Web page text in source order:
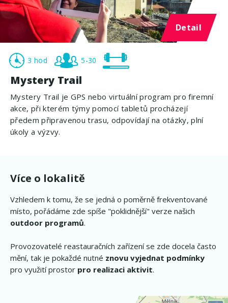
Detail
3 hod 5-30
Mystery Trail
Mystery Trail je GPS nebo virtuální program pro firemní
akce, při kterém týmy pomocí tabletů procházejí
předem připravenou trasu, odpovídají na otázky, plní
úkoly a výzvy.
Více o lokalitě
Vzhledem k tomu, že se jedná o poměrně frekventované
místo, pořádáme zde spíše "poklidnější" verze našich
outdoor programů.
Provozovatelé reastauračních zařízení se zde docela často
mění, tak je pokaždé nutné znovu vyjednat podmínky
pro využití prostor pro realizaci aktivit.